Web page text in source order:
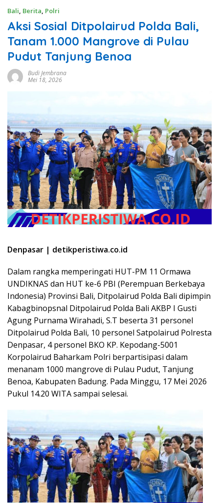
Bali, Berita, Polri
Aksi Sosial Ditpolairud Polda Bali,
Tanam 1.000 Mangrove di Pulau
Pudut Tanjung Benoa
Budi Jembrana
Mei 18, 2026
Denpasar | detikperistiwa.co.id
Dalam rangka memperingati HUT-PM 11 Ormawa
UNDIKNAS dan HUT ke-6 PBI (Perempuan Berkebaya
Indonesia) Provinsi Bali, Ditpolairud Polda Bali dipimpin
Kabagbinopsnal Ditpolairud Polda Bali AKBP I Gusti
Agung Purnama Wirahadi, S.T beserta 31 personel
Ditpolairud Polda Bali, 10 personel Satpolairud Polresta
Denpasar, 4 personel BKO KP. Kepodang-5001
Korpolairud Baharkam Polri berpartisipasi dalam
menanam 1000 mangrove di Pulau Pudut, Tanjung
Benoa, Kabupaten Badung. Pada Minggu, 17 Mei 2026
Pukul 14.20 WITA sampai selesai.